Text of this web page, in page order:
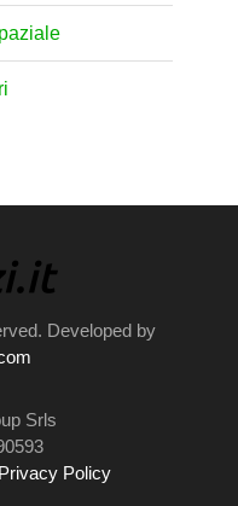
Developed by
Srls
Privacy Policy